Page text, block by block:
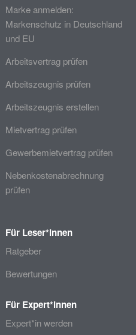
Marke anmelden:
Markenschutz in Deutschland
und EU
Arbeitsvertrag prüfen
Arbeitszeugnis prüfen
Arbeitszeugnis erstellen
Mietvertrag prüfen
Gewerbemietvertrag prüfen
Nebenkostenabrechnung
prüfen
Für Leser*innen
Ratgeber
Bewertungen
Für Expert*innen
Expert*in werden